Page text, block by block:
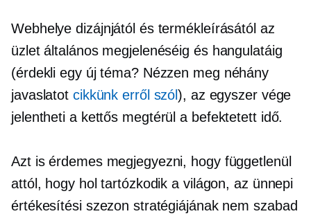
Webhelye dizájnjától és termékleírásától az
üzlet általános megjelenéséig és hangulatáig
(érdekli egy új téma? Nézzen meg néhány
javaslatot cikkünk erről szól), az egyszer vége
jelentheti a kettős megtérül a befektetett idő.
Azt is érdemes megjegyezni, hogy függetlenül
attól, hogy hol tartózkodik a világon, az ünnepi
értékesítési szezon stratégiájának nem szabad